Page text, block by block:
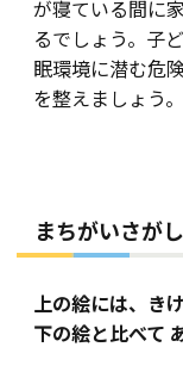
が寝ている間に
るでしょう。子
眠環境に潜む危
を整えましょう。
まちがいさがし
上の絵には、き
下の絵と比べて